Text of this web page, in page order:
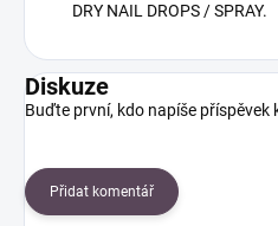
DRY NAIL DROPS / SPRAY.
Diskuze
Buďte první, kdo napíše příspěvek
Přidat komentář